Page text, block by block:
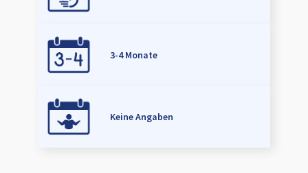
3-4 Monate
Keine Angaben